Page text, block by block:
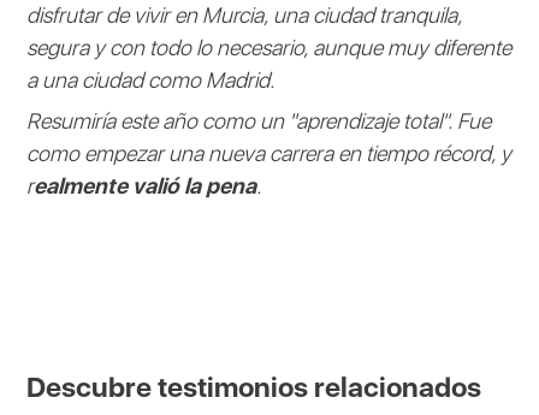
disfrutar de vivir en Murcia, una ciudad tranquila,
segura y con todo lo necesario, aunque muy diferente
a una ciudad como Madrid.
Resumiría este año como un "aprendizaje total". Fue
como empezar una nueva carrera en tiempo récord, y
realmente valió la pena.
Descubre testimonios relacionados